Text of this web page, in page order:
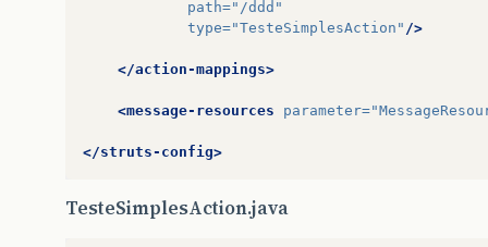
path="/ddd"
type="TesteSimplesAction" />
</action-mappings>
<message-resources parameter=
</struts-config>
TesteSimplesAction.java